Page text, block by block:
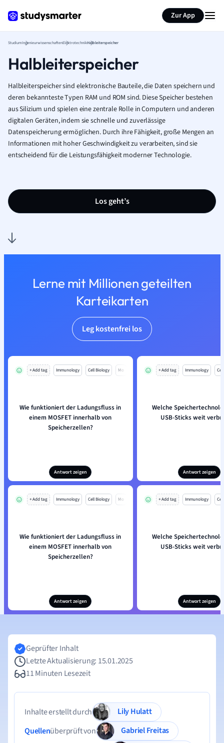
Zur App
StudiumIngenieurwissenschaftenElektrotechnikHalbleiterspeicher
Halbleiterspeicher
Halbleiterspeicher sind elektronische Bauteile, die Daten speichern und
deren bekannteste Typen RAM und ROM sind. Diese Speicher bestehen
aus Silizium und spielen eine zentrale Rolle in Computern und anderen
digitalen Geräten, indem sie schnelle und zuverlässige
Datenspeicherung ermöglichen. Durch ihre Fähigkeit, große Mengen an
Informationen mit hoher Geschwindigkeit zu verarbeiten, sind sie
entscheidend für die Leistungsfähigkeit moderner Technologie.
Los geht’s
Lerne mit Millionen geteilten
Karteikarten
Leg kostenfrei los
+ Add tag Immunology Cell Biology Mo
Wie funktioniert der Ladungsfluss in
einem MOSFET innerhalb von
Speicherzellen?
Antwort zeigen
+ Add tag Immunology
Welche
USB-Sticks weit
Antwort zeigen
+ Add tag Immunology Cell Biology Mo
Wie funktioniert der Ladungsfluss in
einem MOSFET innerhalb von
Speicherzellen?
Antwort zeigen
+ Add tag Immunology
Welche
USB-Sticks weit
Antwort zeigen
Geprüfter Inhalt
Letzte Aktualisierung: 15.01.2025
11 Minuten Lesezeit
Inhalte erstellt durch
Lily Hulatt
Quellenüberprüft von
Gabriel Freitas